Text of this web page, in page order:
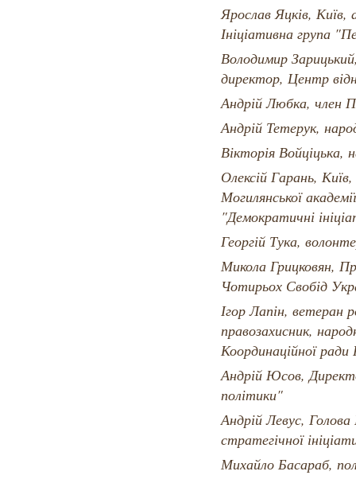
Ярослав Яцків,
Ініціативна група
Володимир
директор, Центр
Андрій Любка, член
Андрій Тетерук,
Вікторія
Олексій Гарань,
Могилянської
"Демократичні
Георгій Тука,
Микола Грицковян,
Чотирьох Свобід
Ігор Лапін, ветеран
правозахисник,
Координаційної ради
Андрій Юсов,
політики"
Андрій Левус, Голова
стратегічної
Михайло Басараб,